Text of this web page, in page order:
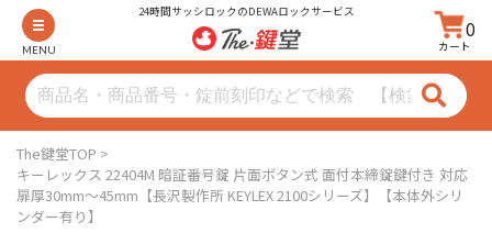
MENU
24時間サッシロックのDEWAロックサービス
0
カート
The鍵堂TOP
キーレックス 22404M 暗証番号錠 片面ボタン式 面付本締錠鍵付き 対応
扉厚30mm〜45mm【長沢製作所 KEYLEX 2100シリーズ】【本体外シリ
ンダー有り】